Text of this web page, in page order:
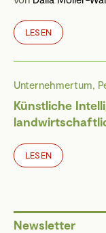
LESEN
Unternehmertum,
Künstliche
LESEN
Newsletter